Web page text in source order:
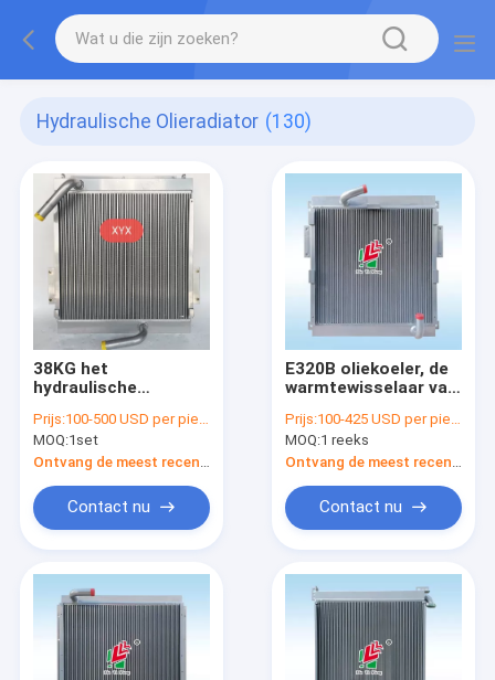
Hydraulische Olieradiator (130)
38KG het
hydraulische
Aluminum van
Voerman E320 van de
Olieradiator
Prijs:100-500 USD per piece
MOQ:1set
Contact nu
E320B oliekoeler, de
warmtewisselaar van
Aluminiumplaat,
luchtkoeler, Radiator,
olietank, luchtkoeler,
125-2970,118-9954
Prijs:100-425 USD per piece
MOQ:1 reeks
Contact nu